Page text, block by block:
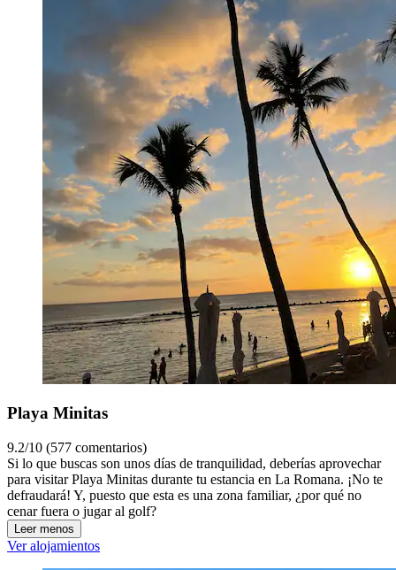
Playa Minitas
9.2/10 (577 comentarios)
Si lo que buscas son unos días de tranquilidad, deberías aprovechar
para visitar Playa Minitas durante tu estancia en La Romana. ¡No te
defraudará! Y, puesto que esta es una zona familiar, ¿por qué no
cenar fuera o jugar al golf?
Leer menos
Ver alojamientos